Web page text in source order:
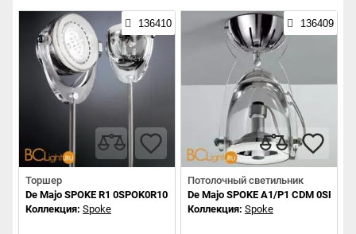
136410
Торшер
De Majo SPOKE R1 0SPOK0R10
Коллекция: Spoke
136409
Потолочный светильник
De Majo SPOKE A1/P1 CDM
Коллекция: Spoke